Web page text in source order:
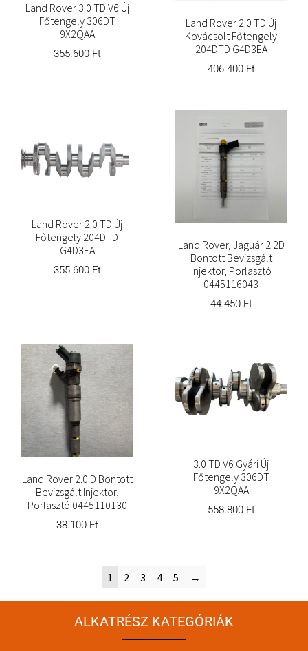
Land Rover 3.0 TD V6 Új
Főtengely 306DT
9X2QAA
355.600 Ft
Land Rover 2.0 TD Új
Kovácsolt Főtengely
204DTD G4D3EA
406.400 Ft
Land Rover 2.0 TD Új
Főtengely 204DTD
G4D3EA
355.600 Ft
Land Rover, Jaguár 2.2D
Bontott Bevizsgált
Injektor, Porlasztó
0445116043
44.450 Ft
Land Rover 2.0 D Bontott
Bevizsgált Injektor,
Porlasztó 0445110130
38.100 Ft
3.0 TD V6 Gyári Új
Főtengely 306DT
9X2QAA
558.800 Ft
1 2 3 4 5 →
ALKATRÉSZ KATEGÓRIÁK